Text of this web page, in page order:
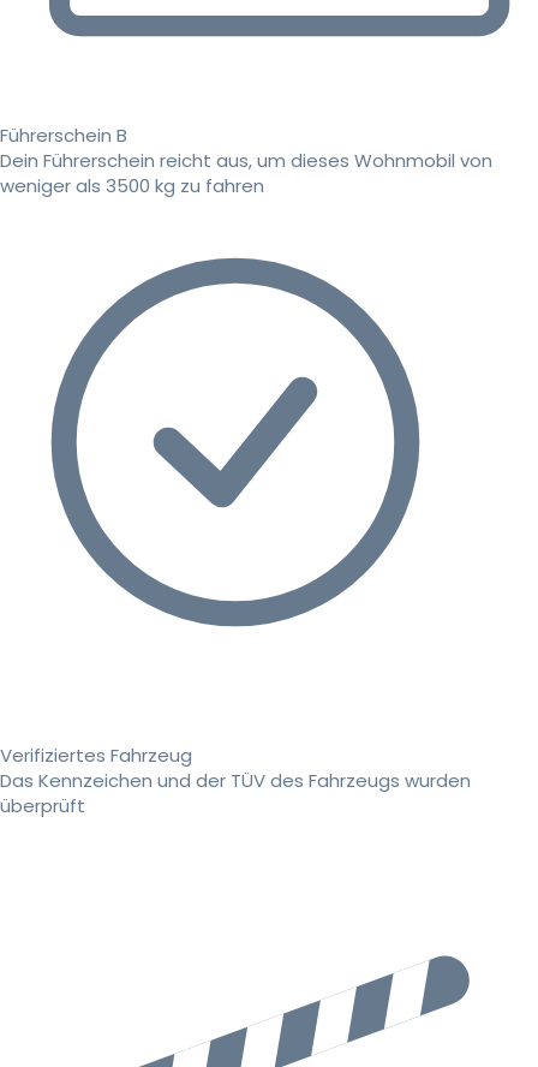
Führerschein B
Dein Führerschein reicht aus, um dieses Wohnmobil von
weniger als 3500 kg zu fahren
Verifiziertes Fahrzeug
Das Kennzeichen und der TÜV des Fahrzeugs wurden
überprüft